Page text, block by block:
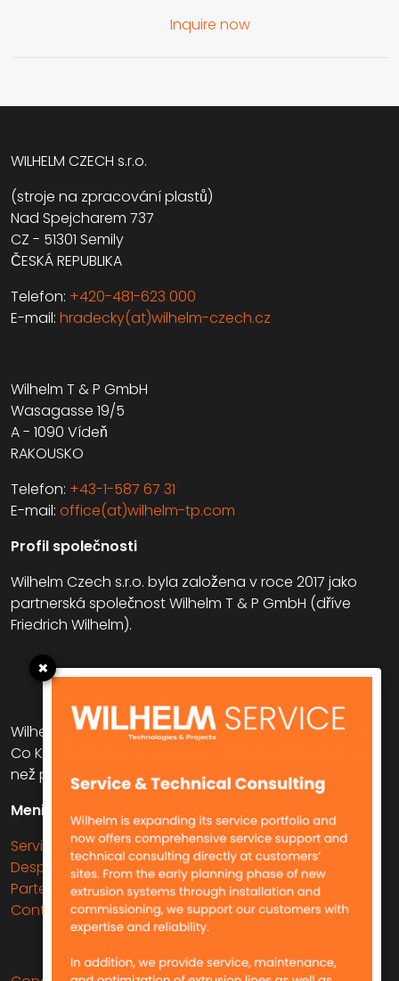
Inquire now
×
WILHELM CZECH s.r.o.
(stroje na zpracování plastů)
Nad Spejcharem 737
CZ - 51301 Semily
ČESKÁ REPUBLIKA
Telefon: +420-481-623 000
E-mail: hradecky(at)wilhelm-czech.cz
Wilhelm T & P GmbH
Wasagasse 19/5
A - 1090 Vídeň
RAKOUSKO
Telefon: +43-1-587 67 31
E-mail: office(at)wilhelm-tp.com
Profil společnosti
Wilhelm Czech s.r.o. byla založena v roce 2017 jako
partnerská společnost Wilhelm T & P GmbH (dříve
Friedrich Wilhelm).
Wilhelm T & P GmbH (dříve Friedrich Wilhelm GmbH &
Co KG) je obchodní a poradenská společnost již více
než pět desetiletí.
Meniu
Servicii
Despre noi
Parteneri
Contact